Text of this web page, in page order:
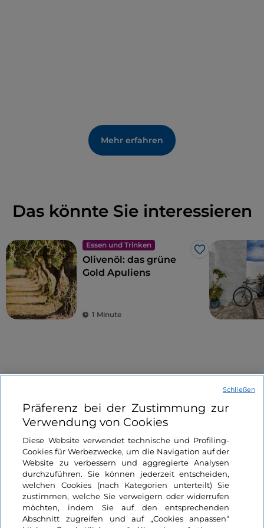
Mehr erfahren
Das könnte Sie interessieren
Essen und Trinken
Like
Olivenöl: das grüne
Gold Apuliens
1 Minute
Informationen über die Seite
Nützliche Links
Login
Bleiben wir in Kontakt
Präferenz bei der Zustimmung zur
Verwendung von Cookies
Diese Website verwendet technische und Profiling-
Cookies für Werbezwecke, um die Navigation auf der
Website zu verbessern und aggregierte Analysen
durchzuführen. Sie können jederzeit entscheiden,
welchen Cookies (nach Kategorien unterteilt) Sie
zustimmen, welche Sie verweigern oder widerrufen
möchten, indem Sie auf den entsprechenden
Abschnitt zugreifen und auf „Cookies anpassen“
Schließen